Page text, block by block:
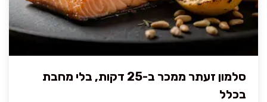
סלמון זעתר ממכר ב-25 דקות, בלי מחבת
בכלל